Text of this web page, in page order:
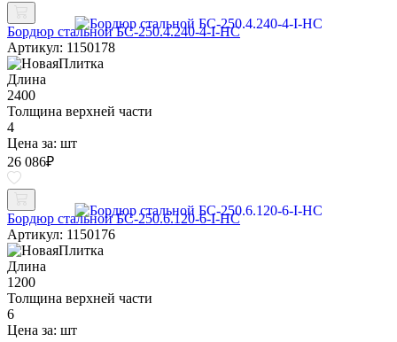
Бордюр стальной БС-250.4.240-4-I-НС
Артикул: 1150178
Длина
2400
Толщина верхней части
4
Цена за: шт
26 086₽
Бордюр стальной БС-250.6.120-6-I-НС
Артикул: 1150176
Длина
1200
Толщина верхней части
6
Цена за: шт